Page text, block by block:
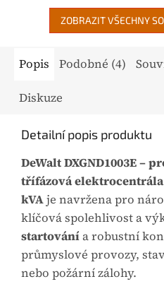
Určen pro DXGND1003E
připojení přes 15m
kabel k...
ZOBRAZIT VŠECHNY
Popis Podobné (4)
Diskuze
Detailní popis produktu
DeWalt DXGND1003E –
třífázová
kVAje navržena pro
klíčová spolehlivost a
startovánía robustní
průmyslové provozy,
nebo požární zálohy.